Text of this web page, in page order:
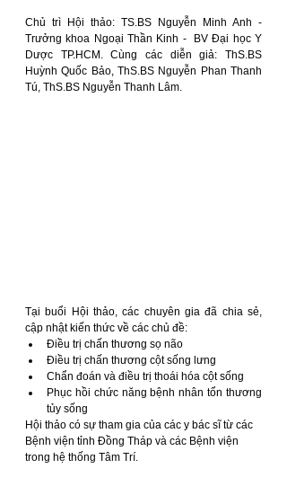
Chủ trì Hội thảo: TS.BS Nguyễn Minh Anh -
Trưởng khoa Ngoại Thần Kinh -  BV Đại học Y
Dược TP.HCM. Cùng các diễn giả: ThS.BS
Huỳnh Quốc Bảo, ThS.BS Nguyễn Phan Thanh
Tú, ThS.BS Nguyễn Thanh Lâm.
Tại buổi Hội thảo, các chuyên gia đã chia sẻ,
cập nhật kiến thức về các chủ đề:
Điều trị chấn thương sọ não
Điều trị chấn thương cột sống lưng
Chẩn đoán và điều trị thoái hóa cột sống
Phục hồi chức năng bệnh nhân tổn thương
tủy sống
Hội thảo có sự tham gia của các y bác sĩ từ các
Bệnh viện tỉnh Đồng Tháp và các Bệnh viện
trong hệ thống Tâm Trí.